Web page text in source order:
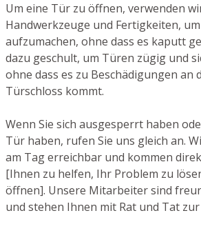
Um eine Tür zu öffnen, verwenden
Handwerkzeuge und Fertigkeiten, um
aufzumachen, ohne dass es kaputt
dazu geschult, um Türen zügig und
ohne dass es zu Beschädigungen an
Türschloss kommt.
Wenn Sie sich ausgesperrt haben
Tür haben, rufen Sie uns gleich an.
am Tag erreichbar und kommen
[Ihnen zu helfen, Ihr Problem zu
öffnen]. Unsere Mitarbeiter sind
und stehen Ihnen mit Rat und Tat zur